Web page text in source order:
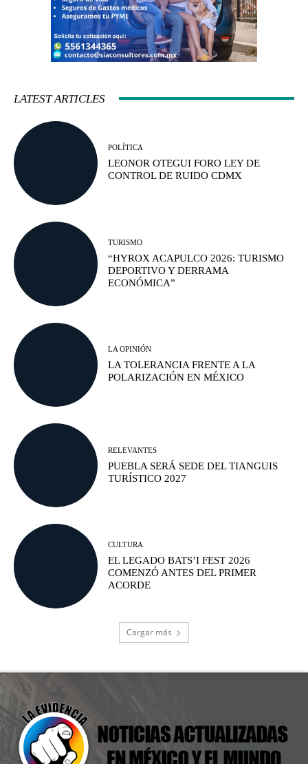
LATEST ARTICLES
POLÍTICA
LEONOR OTEGUI FORO LEY DE
CONTROL DE RUIDO CDMX
TURISMO
“HYROX ACAPULCO 2026: TURISMO
DEPORTIVO Y DERRAMA
ECONÓMICA”
LA OPINIÓN
LA TOLERANCIA FRENTE A LA
POLARIZACIÓN EN MÉXICO
RELEVANTES
PUEBLA SERÁ SEDE DEL TIANGUIS
TURÍSTICO 2027
CULTURA
EL LEGADO BATS’I FEST 2026
COMENZÓ ANTES DEL PRIMER
ACORDE
Cargar más